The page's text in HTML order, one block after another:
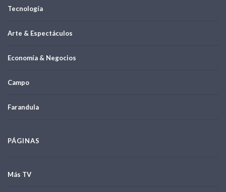
Tecnología
Arte & Espectáculos
Economía & Negocios
Campo
Farandula
PÁGINAS
Más TV